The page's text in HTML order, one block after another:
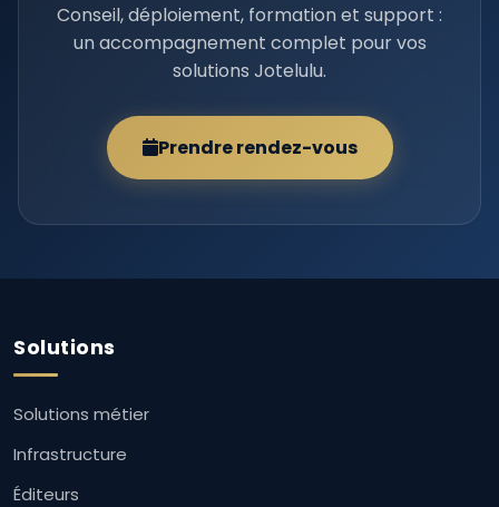
Conseil, déploiement, formation et support :
un accompagnement complet pour vos
solutions Jotelulu.
Prendre rendez-vous
Solutions
Solutions métier
Infrastructure
Éditeurs